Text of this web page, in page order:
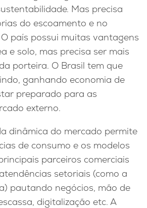
Mas precisa
do escoamento e no
país possui muitas vantagens
e solo, mas precisa ser mais
porteira. O Brasil tem que
ganhando economia de
preparado para as
externo.
dinâmica do mercado permite
de consumo e os modelos
parceiros comerciais
setoriais (como a
pautando negócios, mão de
digitalização etc. A